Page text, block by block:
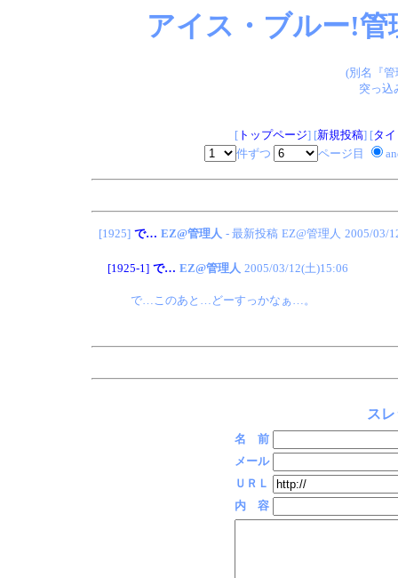
アイス・ブルー!
(別名『
突っ込
[トップページ] [新規投稿] [タ
件ずつ
ページ目
[1925] で… EZ@管理人 - 最新投稿 EZ@管理人 2005/03/
[1925-1] で… EZ@管理人 2005/03/12(土)15:06
で…このあと…どーすっかなぁ…。
ス
名 前
メール
ＵＲＬ
内 容